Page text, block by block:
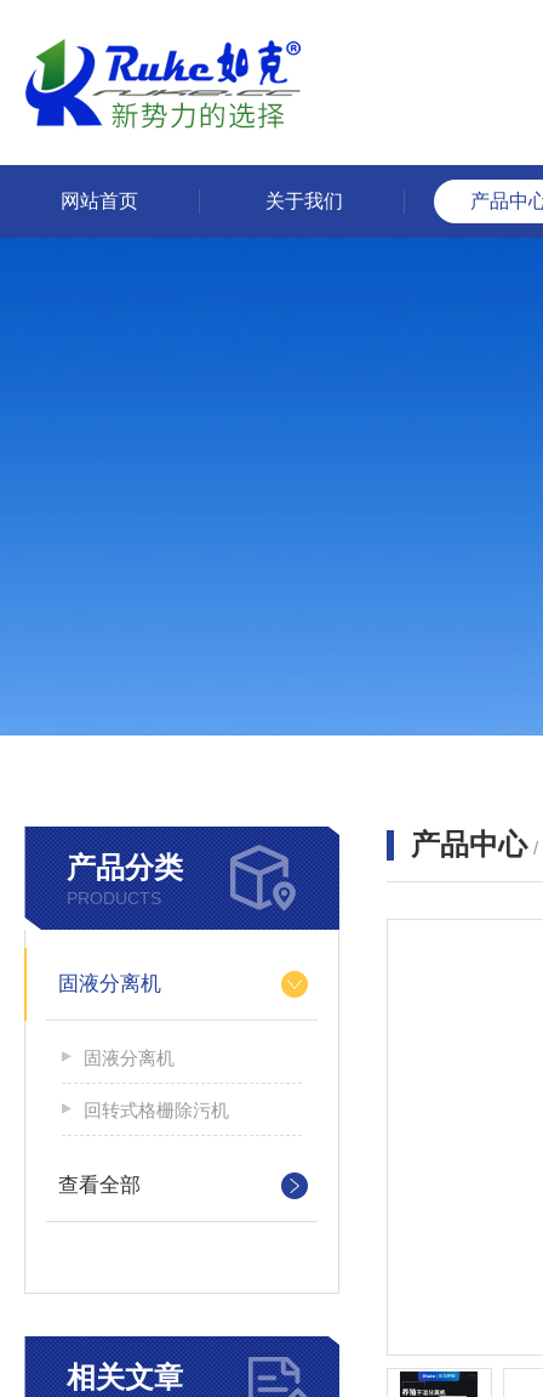
网站首页 关于我们 产品中
产品分类
PRODUCTS
固液分离机
固液分离机
回转式格栅除污机
查看全部
相关文章
产品中心 /